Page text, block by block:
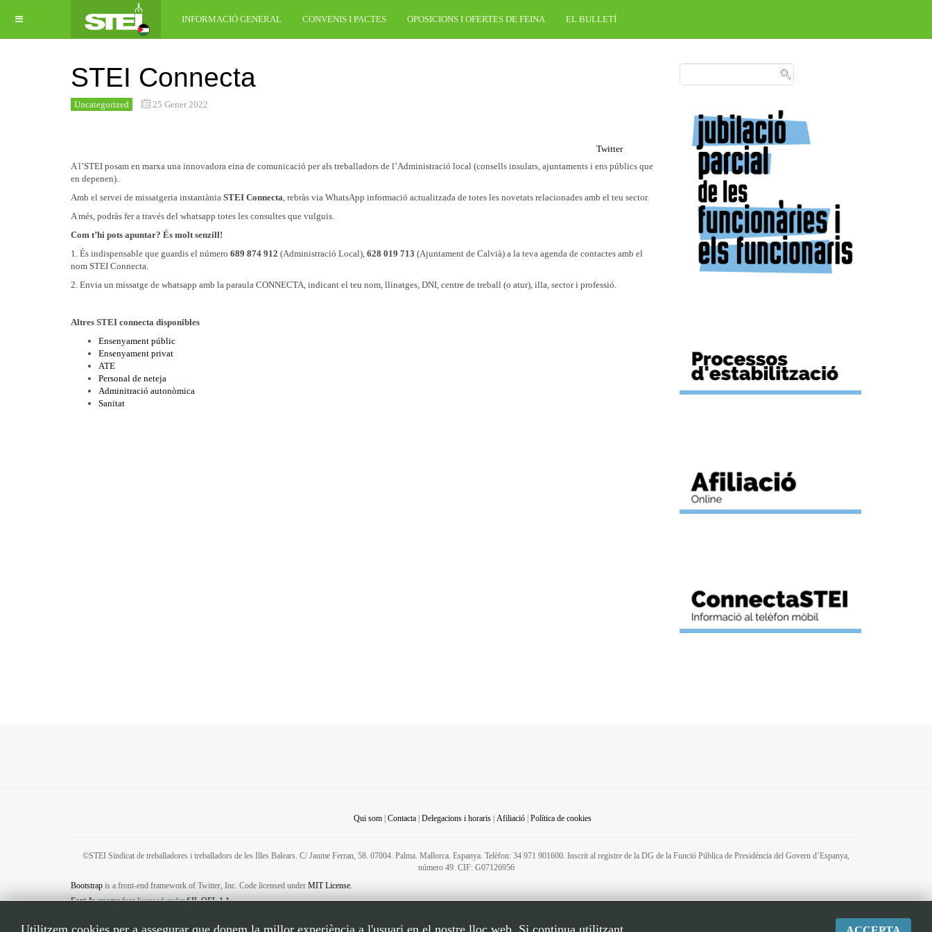
INFORMACIÓ GENERAL CONVENIS I PACTES OPOSICIONS I OFERTES DE FEINA EL BULLETÍ
STEI Connecta
Uncategorized 25 Gener 2022
Twitter
A l’STEI posam en marxa una innovadora eina de comunicació per als treballadors de l’Administració local (consells insulars, ajuntaments i ens públics que
en depenen).
Amb el servei de missatgeria instantània STEI Connecta, rebràs via WhatsApp informació actualitzada de totes les novetats relacionades amb el teu sector.
A més, podràs fer a través del whatsapp totes les consultes que vulguis.
Com t’hi pots apuntar? És molt senzill!
1. És indispensable que guardis el número 689 874 912 (Administració Local), 628 019 713 (Ajuntament de Calvià) a la teva agenda de contactes amb el
nom STEI Connecta.
2. Envia un missatge de whatsapp amb la paraula CONNECTA, indicant el teu nom, llinatges, DNI, centre de treball (o atur), illa, sector i professió.
Altres STEI connecta disponibles
Ensenyament públic
Ensenyament privat
ATE
Personal de neteja
Adminitració autonòmica
Sanitat
Qui som| Contacta| Delegacions i horaris| Afiliació| Política de cookies
©STEI Sindicat de treballadores i treballadors de les Illes Balears. C/ Jaume Ferran, 58. 07004. Palma. Mallorca. Espanya. Telèfon: 34 971 901600. Inscrit al registre de la DG de la Funció Pública de Presidència del Govern d’Espanya,
número 49. CIF: G07126956
Bootstrap is a front-end framework of Twitter, Inc. Code licensed under MIT License.
Font Awesomefont licensed underSIL OFL 1.1.
Utilitzem cookies per a assegurar que donem la millor experiència a l'usuari en el nostre lloc web. Si continua utilitzant